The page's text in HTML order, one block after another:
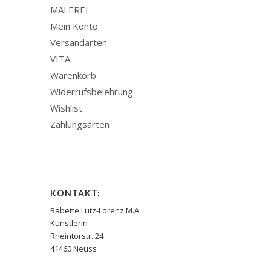
MALEREI
Mein Konto
Versandarten
VITA
Warenkorb
Widerrufsbelehrung
Wishlist
Zahlungsarten
KONTAKT:
Babette Lutz-Lorenz M.A.
Künstlerin
Rheintorstr. 24
41460 Neuss